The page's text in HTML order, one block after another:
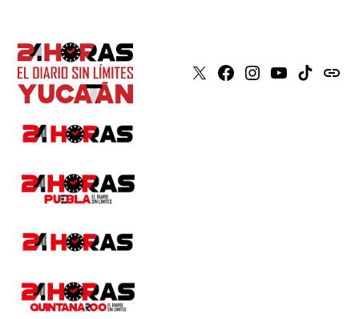
X Faceboook
Instagram
YoutubeTiktokissuu